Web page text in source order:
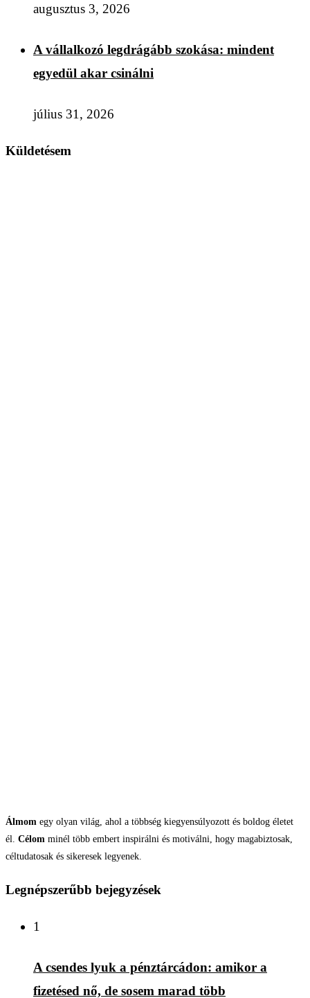
augusztus 3, 2026
A vállalkozó legdrágább szokása: mindent
egyedül akar csinálni
július 31, 2026
Küldetésem
Álmom egy olyan világ, ahol a többség kiegyensúlyozott és boldog életet
él. Célom minél több embert inspirálni és motiválni, hogy magabiztosak,
céltudatosak és sikeresek legyenek.
Legnépszerűbb bejegyzések
1
A csendes lyuk a pénztárcádon: amikor a
fizetésed nő, de sosem marad több